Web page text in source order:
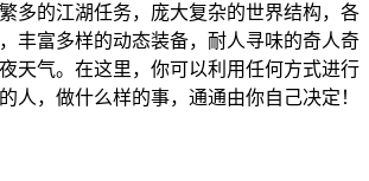
多的江湖任务，庞大复杂的世界结构，各
丰富多样的动态装备，耐人寻味的奇人奇
天气。在这里，你可以利用任何方式进行
人，做什么样的事，通通由你自己决定！